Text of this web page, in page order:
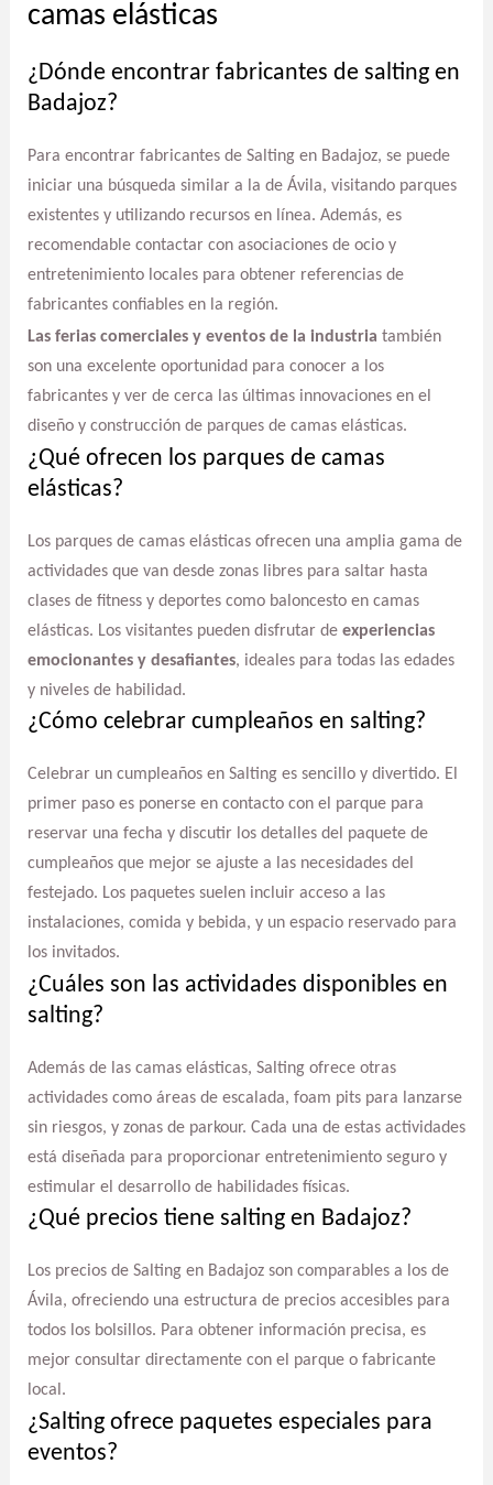
camas elásticas
¿Dónde encontrar fabricantes de salting en
Badajoz?
Para encontrar fabricantes de Salting en Badajoz, se puede
iniciar una búsqueda similar a la de Ávila, visitando parques
existentes y utilizando recursos en línea. Además, es
recomendable contactar con asociaciones de ocio y
entretenimiento locales para obtener referencias de
fabricantes confiables en la región.
Las ferias comerciales y eventos de la industria también
son una excelente oportunidad para conocer a los
fabricantes y ver de cerca las últimas innovaciones en el
diseño y construcción de parques de camas elásticas.
¿Qué ofrecen los parques de camas
elásticas?
Los parques de camas elásticas ofrecen una amplia gama de
actividades que van desde zonas libres para saltar hasta
clases de fitness y deportes como baloncesto en camas
elásticas. Los visitantes pueden disfrutar de experiencias
emocionantes y desafiantes, ideales para todas las edades
y niveles de habilidad.
¿Cómo celebrar cumpleaños en salting?
Celebrar un cumpleaños en Salting es sencillo y divertido. El
primer paso es ponerse en contacto con el parque para
reservar una fecha y discutir los detalles del paquete de
cumpleaños que mejor se ajuste a las necesidades del
festejado. Los paquetes suelen incluir acceso a las
instalaciones, comida y bebida, y un espacio reservado para
los invitados.
¿Cuáles son las actividades disponibles en
salting?
Además de las camas elásticas, Salting ofrece otras
actividades como áreas de escalada, foam pits para lanzarse
sin riesgos, y zonas de parkour. Cada una de estas actividades
está diseñada para proporcionar entretenimiento seguro y
estimular el desarrollo de habilidades físicas.
¿Qué precios tiene salting en Badajoz?
Los precios de Salting en Badajoz son comparables a los de
Ávila, ofreciendo una estructura de precios accesibles para
todos los bolsillos. Para obtener información precisa, es
mejor consultar directamente con el parque o fabricante
local.
¿Salting ofrece paquetes especiales para
eventos?